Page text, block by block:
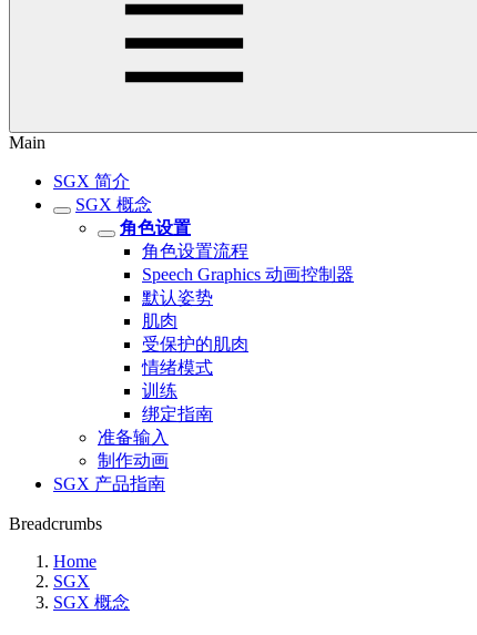
Main
SGX 简介
SGX 概念
角色设置
角色设置流程
Speech Graphics 动画控制器
默认姿势
肌肉
受保护的肌肉
情绪模式
训练
绑定指南
准备输入
制作动画
SGX 产品指南
Breadcrumbs
Home
SGX
SGX 概念